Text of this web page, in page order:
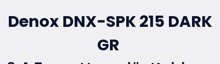
Denox DNX-SPK 215 DARK
GR